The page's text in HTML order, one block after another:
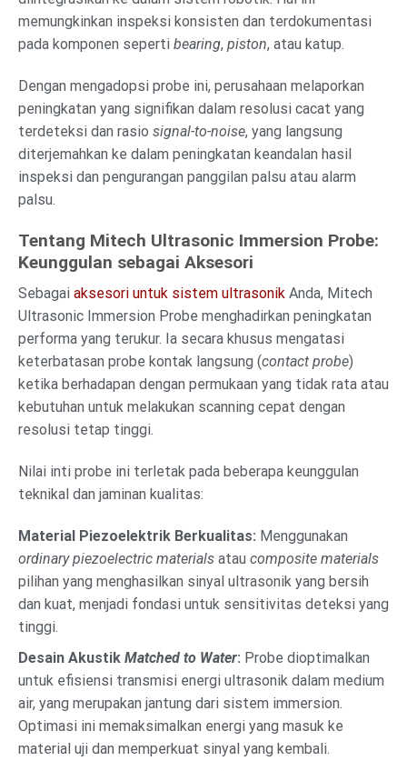
memungkinkan inspeksi konsisten dan terdokumentasi
pada komponen seperti bearing, piston, atau katup.
Dengan mengadopsi probe ini, perusahaan melaporkan
peningkatan yang signifikan dalam resolusi cacat yang
terdeteksi dan rasio signal-to-noise, yang langsung
diterjemahkan ke dalam peningkatan keandalan hasil
inspeksi dan pengurangan panggilan palsu atau alarm
palsu.
Tentang Mitech Ultrasonic Immersion Probe:
Keunggulan sebagai Aksesori
Sebagai aksesori untuk sistem ultrasonik Anda, Mitech
Ultrasonic Immersion Probe menghadirkan peningkatan
performa yang terukur. Ia secara khusus mengatasi
keterbatasan probe kontak langsung (contact probe)
ketika berhadapan dengan permukaan yang tidak rata atau
kebutuhan untuk melakukan scanning cepat dengan
resolusi tetap tinggi.
Nilai inti probe ini terletak pada beberapa keunggulan
teknikal dan jaminan kualitas:
Material Piezoelektrik Berkualitas: Menggunakan
ordinary piezoelectric materials atau composite materials
pilihan yang menghasilkan sinyal ultrasonik yang bersih
dan kuat, menjadi fondasi untuk sensitivitas deteksi yang
tinggi.
Desain Akustik Matched to Water: Probe dioptimalkan
untuk efisiensi transmisi energi ultrasonik dalam medium
air, yang merupakan jantung dari sistem immersion.
Optimasi ini memaksimalkan energi yang masuk ke
material uji dan memperkuat sinyal yang kembali.